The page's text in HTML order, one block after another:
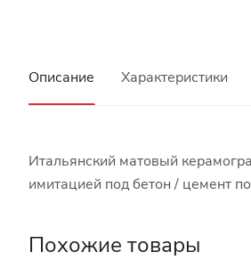
Описание Характеристики
Итальянский матовый
имитацией под бетон / цемент
Похожие товары